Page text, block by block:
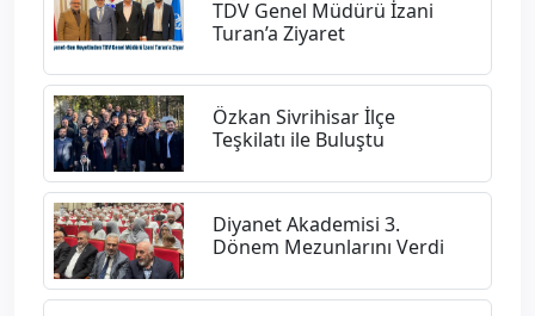
TDV Genel Müdürü İzani
Turan’a Ziyaret
Özkan Sivrihisar İlçe
Teşkilatı ile Buluştu
Diyanet Akademisi 3.
Dönem Mezunlarını Verdi